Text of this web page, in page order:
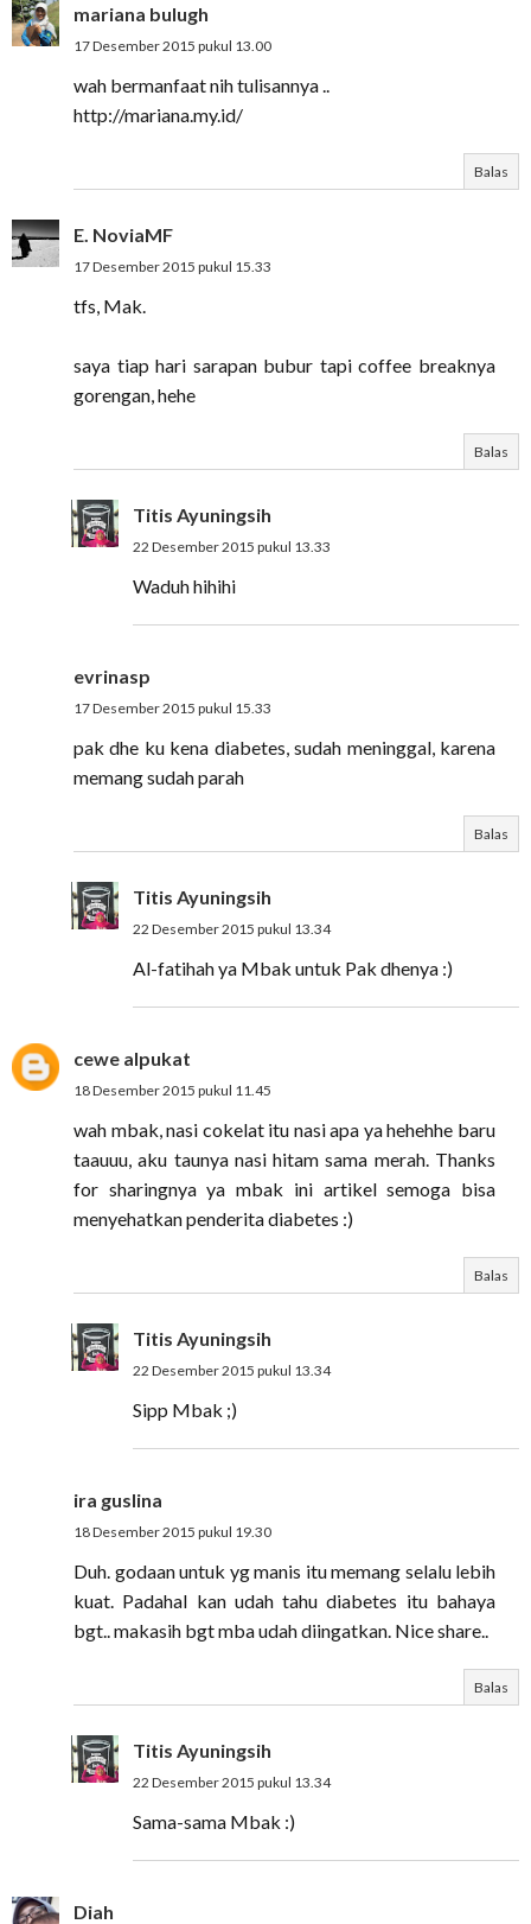
mariana bulugh
17 Desember 2015 pukul 13.00
wah bermanfaat nih tulisannya ..
http://mariana.my.id/
Balas
E. NoviaMF
17 Desember 2015 pukul 15.33
tfs, Mak.
saya tiap hari sarapan bubur tapi coffee breaknya
gorengan, hehe
Balas
Titis Ayuningsih
22 Desember 2015 pukul 13.33
Waduh hihihi
evrinasp
17 Desember 2015 pukul 15.33
pak dhe ku kena diabetes, sudah meninggal, karena
memang sudah parah
Balas
Titis Ayuningsih
22 Desember 2015 pukul 13.34
Al-fatihah ya Mbak untuk Pak dhenya :)
cewe alpukat
18 Desember 2015 pukul 11.45
wah mbak, nasi cokelat itu nasi apa ya hehehhe baru
taauuu, aku taunya nasi hitam sama merah. Thanks
for sharingnya ya mbak ini artikel semoga bisa
menyehatkan penderita diabetes :)
Balas
Titis Ayuningsih
22 Desember 2015 pukul 13.34
Sipp Mbak ;)
ira guslina
18 Desember 2015 pukul 19.30
Duh. godaan untuk yg manis itu memang selalu lebih
kuat. Padahal kan udah tahu diabetes itu bahaya
bgt.. makasih bgt mba udah diingatkan. Nice share..
Balas
Titis Ayuningsih
22 Desember 2015 pukul 13.34
Sama-sama Mbak :)
Diah